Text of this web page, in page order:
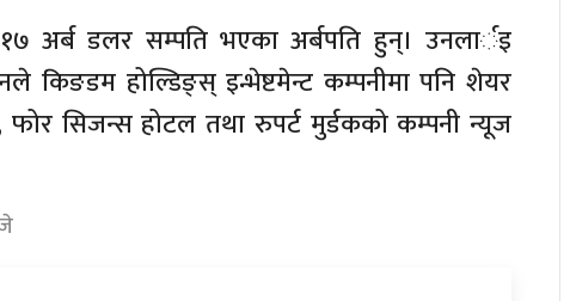
अर्ब डलर सम्पति भएका अर्बपति हुन्। उनलार्इ
किङडम होल्डिङ्स् इन्भेष्टमेन्ट कम्पनीमा पनि शेयर
फोर सिजन्स होटल तथा रुपर्ट मुर्डकको कम्पनी न्यूज